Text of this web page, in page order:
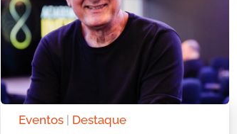
Eventos | Destaque